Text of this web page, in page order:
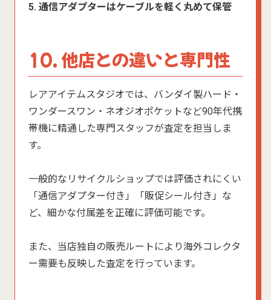
5. 通信アダプターはケーブルを軽く丸めて保管
10. 他店との違いと専門性
レアアイテムスタジオでは、バンダイ製ハード・
ワンダースワン・ネオジオポケットなど90年代携
帯機に精通した専門スタッフが査定を担当しま
す。
一般的なリサイクルショップでは評価されにくい
「通信アダプター付き」「販促シール付き」な
ど、細かな付属差を正確に評価可能です。
また、当店独自の販売ルートにより海外コレクタ
ー需要も反映した査定を行っています。